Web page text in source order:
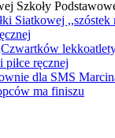
Szkoły
Siatkowej ,,szóstek
ręcznej
dla SMS
ma finiszu